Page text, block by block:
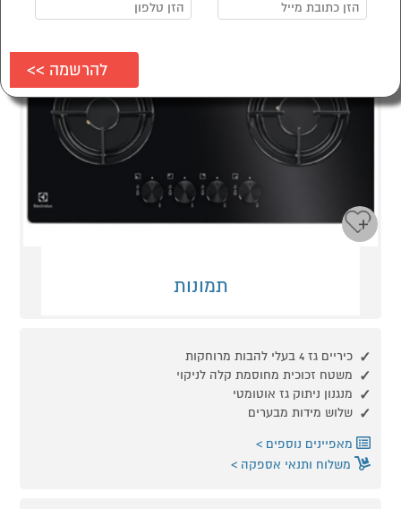
תמונות
כיריים גז 4 בעלי להבות מרוחקות
משטח זכוכית מחוסמת קלה לניקוי
מנגנון ניתוק גז אוטומטי
שלוש מידות מבערים
מאפיינים נוספים
משלוח ותנאי אספקה